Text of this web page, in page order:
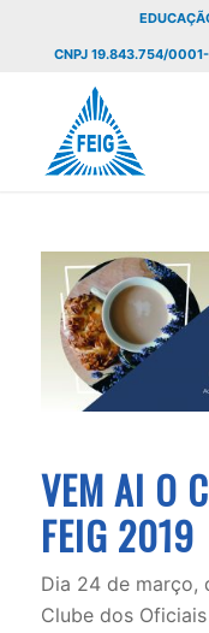
CNPJ 19.843.754/
VEM AI O
FEIG 2019
Dia 24 de março,
Clube dos